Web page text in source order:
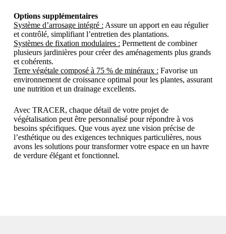
Options supplémentaires
Système d’arrosage intégré : Assure un apport en eau régulier
et contrôlé, simplifiant l’entretien des plantations.
Systèmes de fixation modulaires : Permettent de combiner
plusieurs jardinières pour créer des aménagements plus grands
et cohérents.
Terre végétale composé à 75 % de minéraux : Favorise un
environnement de croissance optimal pour les plantes, assurant
une nutrition et un drainage excellents.
Avec TRACER, chaque détail de votre projet de
végétalisation peut être personnalisé pour répondre à vos
besoins spécifiques. Que vous ayez une vision précise de
l’esthétique ou des exigences techniques particulières, nous
avons les solutions pour transformer votre espace en un havre
de verdure élégant et fonctionnel.